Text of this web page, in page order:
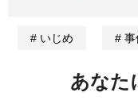
いじめ 事
あなた